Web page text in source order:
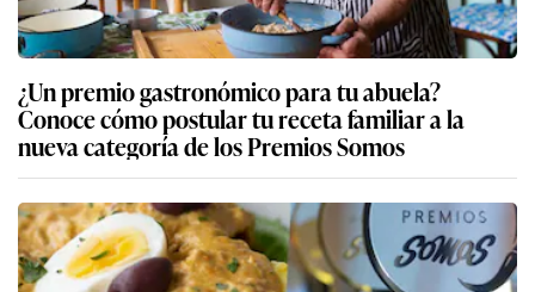
¿Un premio gastronómico para tu abuela?
Conoce cómo postular tu receta familiar a la
nueva categoría de los Premios Somos